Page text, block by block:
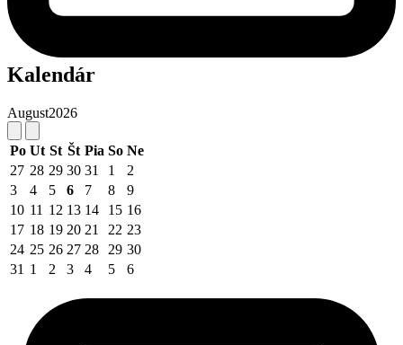
Kalendár
August2026
Po Ut St Št Pia So Ne
27 28 29 30 31 1
2
3
4 5 6 7 8
9
10 11 12 13 14 15 16
17 18 19 20 21 22 23
24 25 26 27 28 29 30
31 1 2 3 4 5 6